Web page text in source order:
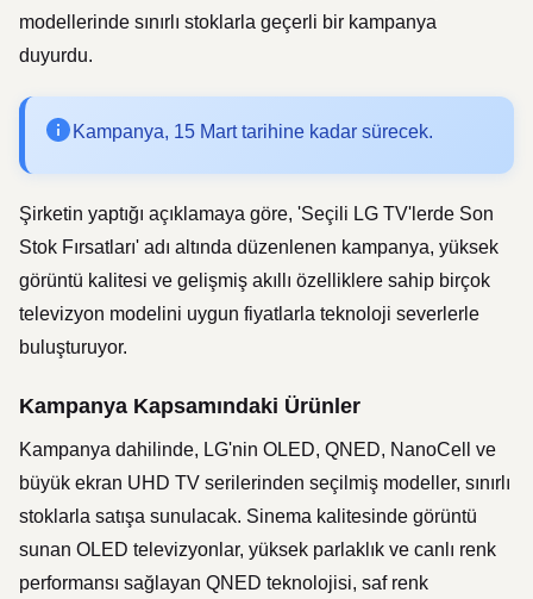
modellerinde sınırlı stoklarla geçerli bir kampanya
duyurdu.
Kampanya, 15 Mart tarihine kadar sürecek.
Şirketin yaptığı açıklamaya göre, 'Seçili LG TV'lerde Son
Stok Fırsatları' adı altında düzenlenen kampanya, yüksek
görüntü kalitesi ve gelişmiş akıllı özelliklere sahip birçok
televizyon modelini uygun fiyatlarla teknoloji severlerle
buluşturuyor.
Kampanya Kapsamındaki Ürünler
Kampanya dahilinde, LG'nin OLED, QNED, NanoCell ve
büyük ekran UHD TV serilerinden seçilmiş modeller, sınırlı
stoklarla satışa sunulacak. Sinema kalitesinde görüntü
sunan OLED televizyonlar, yüksek parlaklık ve canlı renk
performansı sağlayan QNED teknolojisi, saf renk